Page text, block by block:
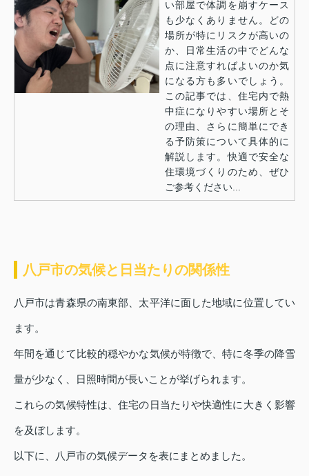
い部屋で体調を崩すケース
も少なくありません。どの
場所が特にリスクが高いの
か、日常生活の中でどんな
点に注意すればよいのか気
になる方も多いでしょう。
この記事では、住宅内で熱
中症になりやすい場所とそ
の理由、さらに簡単にでき
る予防策について具体的に
解説します。快適で安全な
住環境づくりのため、ぜひ
ご参考ください...
八戸市の気候と日当たりの関係性
八戸市は青森県の南東部、太平洋に面した地域に位置してい
ます。
年間を通じて比較的穏やかな気候が特徴で、特に冬季の降雪
量が少なく、日照時間が長いことが挙げられます。
これらの気候特性は、住宅の日当たりや快適性に大きく影響
を及ぼします。
以下に、八戸市の気候データを表にまとめました。